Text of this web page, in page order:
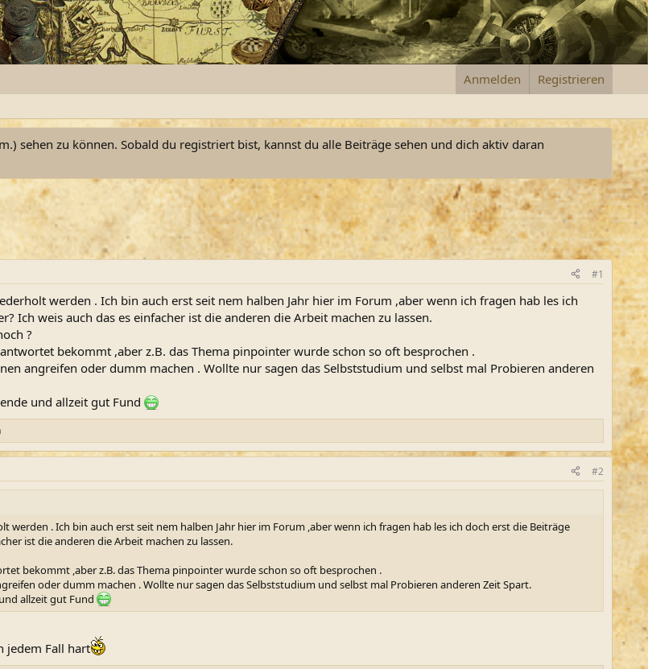
Anmelden Registrieren
sehen zu können. Sobald du registriert bist, kannst du alle Beiträge sehen und dich aktiv daran
#1
werden . Ich bin auch erst seit nem halben Jahr hier im Forum ,aber wenn ich fragen hab les ich
Ich weis auch das es einfacher ist die anderen die Arbeit machen zu lassen.
?
bekommt ,aber z.B. das Thema pinpointer wurde schon so oft besprochen .
angreifen oder dumm machen . Wollte nur sagen das Selbststudium und selbst mal Probieren anderen
und allzeit gut Fund
#2
werden . Ich bin auch erst seit nem halben Jahr hier im Forum ,aber wenn ich fragen hab les ich doch erst die Beiträge
ist die anderen die Arbeit machen zu lassen.
bekommt ,aber z.B. das Thema pinpointer wurde schon so oft besprochen .
oder dumm machen . Wollte nur sagen das Selbststudium und selbst mal Probieren anderen Zeit Spart.
allzeit gut Fund
jedem Fall hart